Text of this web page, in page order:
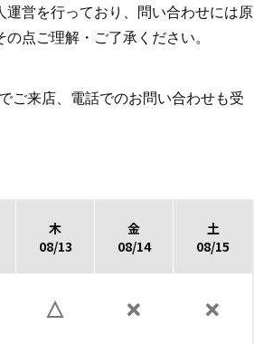
営を行っており、問い合わせには原
点ご理解・ご了承ください。
ご来店、電話でのお問い合わせも受
木
08/13
金
08/14
土
08/15